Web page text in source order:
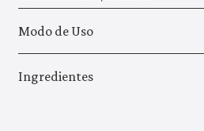
Modo de Uso
Ingredientes